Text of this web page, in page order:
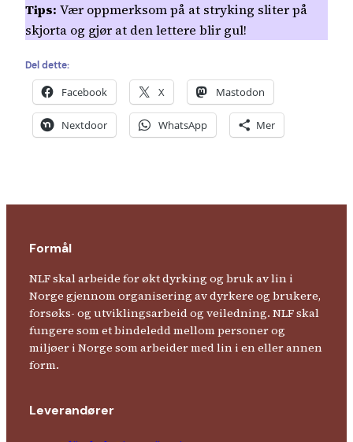
Tips: Vær oppmerksom på at stryking sliter på
skjorta og gjør at den lettere blir gul!
Del dette:
Facebook X Mastodon
Nextdoor WhatsApp Mer
Formål
NLF skal arbeide for økt dyrking og bruk av lin i
Norge gjennom organisering av dyrkere og brukere,
forsøks- og utviklingsarbeid og veiledning. NLF skal
fungere som et bindeledd mellom personer og
miljøer i Norge som arbeider med lin i en eller annen
form.
Leverandører